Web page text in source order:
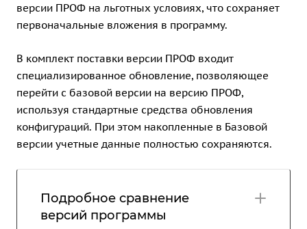
версии ПРОФ на льготных условиях, что сохраняет
первоначальные вложения в программу.
В комплект поставки версии ПРОФ входит
специализированное обновление, позволяющее
перейти с базовой версии на версию ПРОФ,
используя стандартные средства обновления
конфигураций. При этом накопленные в Базовой
версии учетные данные полностью сохраняются.
Подробное сравнение
версий программы